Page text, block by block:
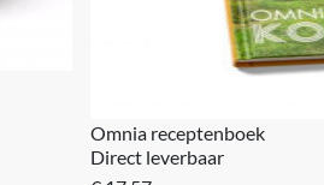
Omnia receptenboek
Direct leverbaar